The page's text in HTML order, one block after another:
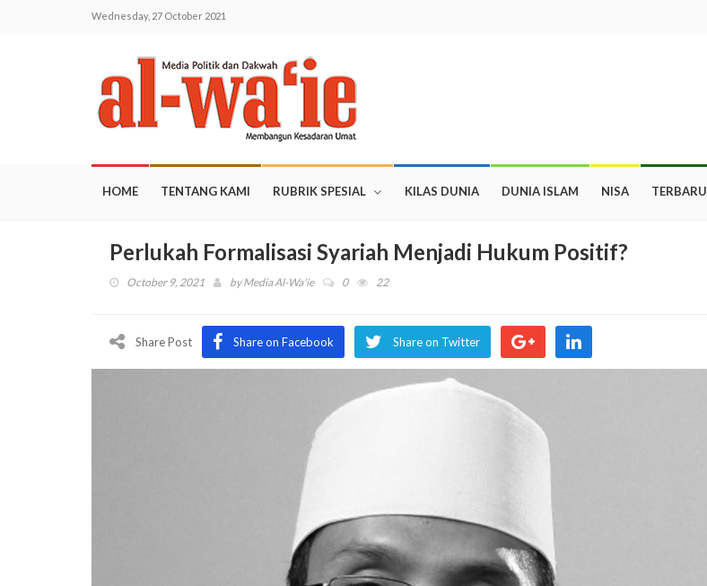
Wednesday, 27 October 2021
HOME TENTANG KAMI RUBRIK SPESIAL KILAS DUNIA DUNIA ISLAM NISA TERBARU
Perlukah Formalisasi Syariah Menjadi Hukum Positif?
October 9, 2021 byMedia Al-Wa'ie 0 22
Share Post Share on Facebook Share on Twitter